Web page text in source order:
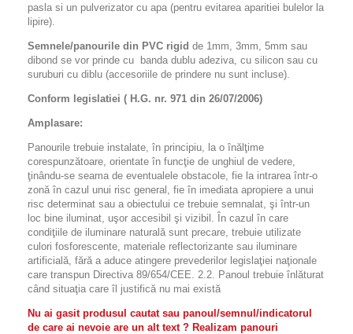
pasla si un pulverizator cu apa (pentru evitarea aparitiei bulelor la
lipire).
Semnele/panourile din PVC rigid de 1mm, 3mm, 5mm sau
dibond se vor prinde cu banda dublu adeziva, cu silicon sau cu
suruburi cu diblu (accesoriile de prindere nu sunt incluse).
Conform legislatiei ( H.G. nr. 971 din 26/07/2006)
Amplasare:
Panourile trebuie instalate, în principiu, la o înălţime
corespunzătoare, orientate în funcţie de unghiul de vedere,
ţinându-se seama de eventualele obstacole, fie la intrarea într-o
zonă în cazul unui risc general, fie în imediata apropiere a unui
risc determinat sau a obiectului ce trebuie semnalat, şi într-un
loc bine iluminat, uşor accesibil şi vizibil. În cazul în care
condiţiile de iluminare naturală sunt precare, trebuie utilizate
culori fosforescente, materiale reflectorizante sau iluminare
artificială, fără a aduce atingere prevederilor legislaţiei naţionale
care transpun Directiva 89/654/CEE. 2.2. Panoul trebuie înlăturat
când situaţia care îl justifică nu mai există
Nu ai gasit produsul cautat sau panoul/semnul/indicatorul
de care ai nevoie are un alt text ? Realizam panouri